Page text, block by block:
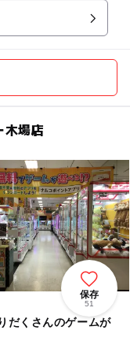
場店
保存
51
だくさんのゲームが